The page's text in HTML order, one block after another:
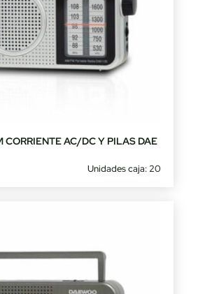
CORRIENTE AC/DC Y PILAS DAE
Unidades caja: 20